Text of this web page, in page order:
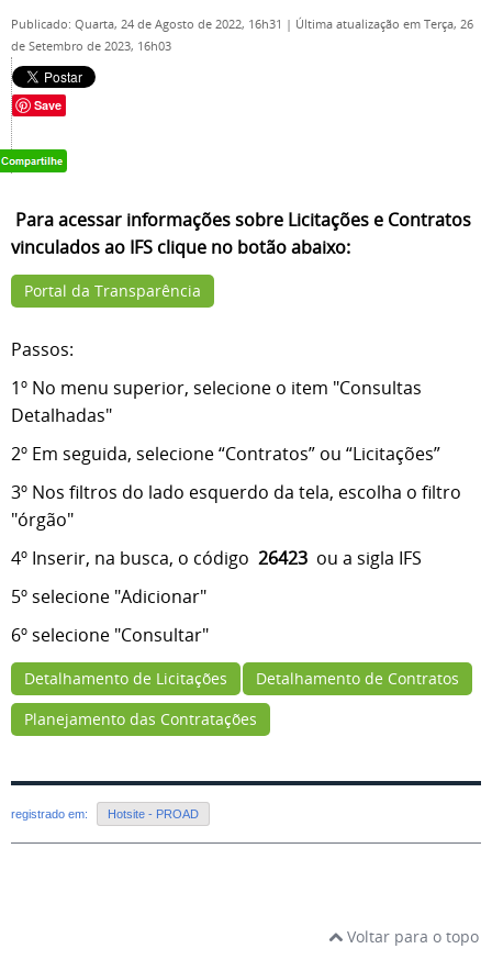
Publicado: Quarta, 24 de Agosto de 2022, 16h31 | Última atualização em Terça, 26
de Setembro de 2023, 16h03
Save
Para acessar informações sobre Licitações e Contratos
vinculados ao IFS clique no botão abaixo:
Portal da Transparência
Passos:
1º No menu superior, selecione o item "Consultas
Detalhadas"
2º Em seguida, selecione “Contratos” ou “Licitações”
3º Nos filtros do lado esquerdo da tela, escolha o filtro
"órgão"
4º Inserir, na busca, o código 26423 ou a sigla IFS
5º selecione "Adicionar"
6º selecione "Consultar"
Detalhamento de Licitações
Detalhamento de Contratos
Planejamento das Contratações
registrado em: Hotsite - PROAD
Voltar para o topo